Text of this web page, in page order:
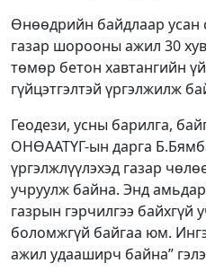
Өнөөдрийн байдлаар усан
газар шорооны ажил 30
төмөр бетон хавтангийн
гүйцэтгэлтэй үргэлжилж
Геодези, усны барилга,
ОНӨААТҮГ-ын дарга
үргэлжлүүлэхэд газар
учруулж байна. Энд
газрын гэрчилгээ байхгүй
боломжгүй байгаа юм.
ажил удааширч байна”